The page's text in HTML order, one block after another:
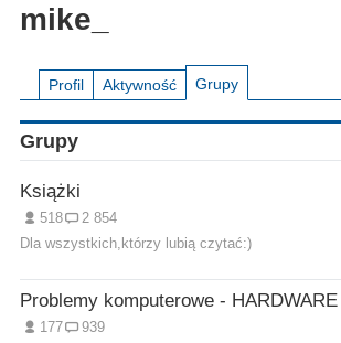
mike_
Profil Aktywność Grupy
Grupy
Książki
518
2 854
Dla wszystkich,którzy lubią czytać:)
Problemy komputerowe - HARDWARE
177
939